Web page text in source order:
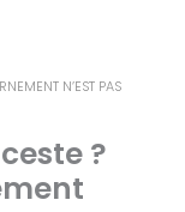
N’EST PAS
?